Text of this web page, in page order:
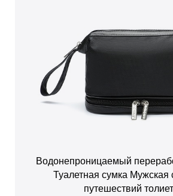
Водонепроницаемый
Туалетная сумка Мужская
путешествий